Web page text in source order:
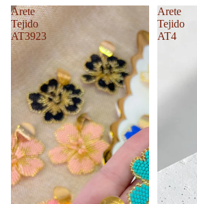
Arete
Tejido
AT3923
Arete
Tejido
AT4